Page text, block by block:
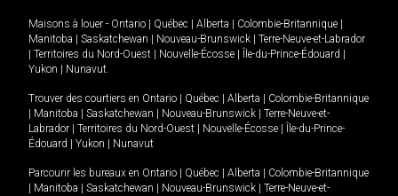
Maisons à louer - Ontario Québec Alberta Colombie-Britannique
Manitoba
Saskatchewan Nouveau-Brunswick
Terre-Neuve-et-Labrador
Territoires du Nord-Ouest Nouvelle-Écosse Île-du-Prince-Édouard
Yukon
Nunavut.
Trouver des courtiers en Ontario Québec Alberta
Colombie-Britannique
Manitoba Saskatchewan Nouveau-Brunswick
Terre-Neuve-et-
Labrador
Territoires du Nord-Ouest Nouvelle-Écosse
Île-du-Prince-
Édouard
Yukon Nunavut
Parcourir les bureaux en Ontario Québec Alberta
Colombie-Britannique
Manitoba Saskatchewan Nouveau-Brunswick
Terre-Neuve-et-